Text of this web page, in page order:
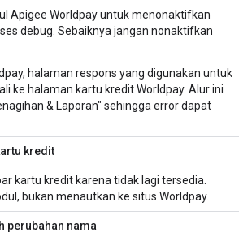
Apigee Worldpay untuk menonaktifkan
debug. Sebaiknya jangan nonaktifkan
halaman respons yang digunakan untuk
ke halaman kartu kredit Worldpay. Alur ini
& Laporan" sehingga error dapat
kredit
kartu kredit karena tidak lagi tersedia.
bukan menautkan ke situs Worldpay.
perubahan nama